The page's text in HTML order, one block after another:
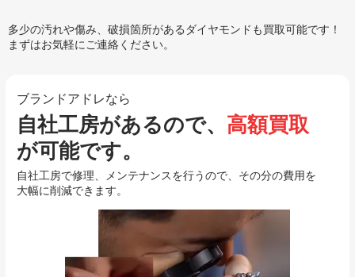
多少の汚れや傷み、破損箇所があるダイヤモンドも買取可能です！
まずはお気軽にご連絡ください。
ブランドアドレなら
自社工房があるので、 高額買取
が可能です。
自社工房で修理、メンテナンスを行うので、その分の費用を
大幅に削減できます。